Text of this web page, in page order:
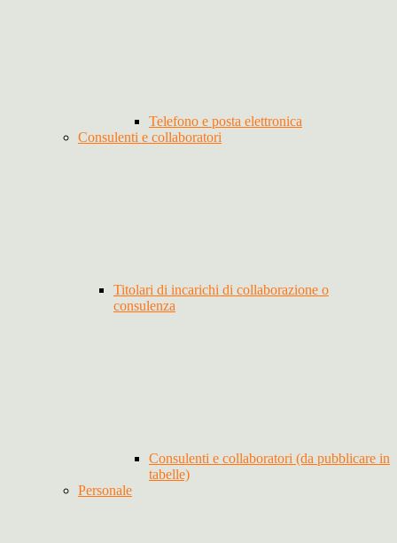
Telefono e posta elettronica
Consulenti e collaboratori
Titolari di incarichi di collaborazione o
consulenza
Consulenti e collaboratori (da pubblicare in
tabelle)
Personale